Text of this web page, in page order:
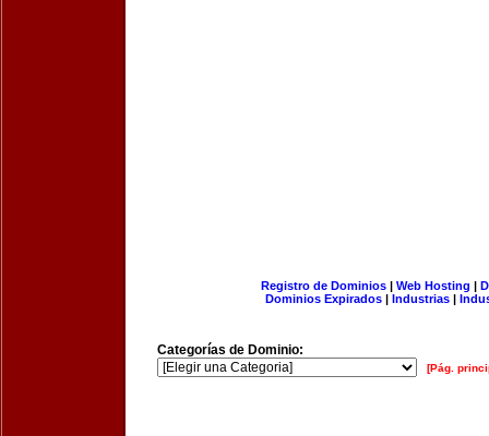
Registro de Dominios| Web Hosting |
Dominios Expirados | Industrias |
Categorías de Dominio:
[Pág.